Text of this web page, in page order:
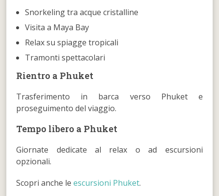
Snorkeling tra acque cristalline
Visita a Maya Bay
Relax su spiagge tropicali
Tramonti spettacolari
Rientro a Phuket
Trasferimento in barca verso Phuket e
proseguimento del viaggio.
Tempo libero a Phuket
Giornate dedicate al relax o ad escursioni
opzionali.
Scopri anche leescursioni Phuket.